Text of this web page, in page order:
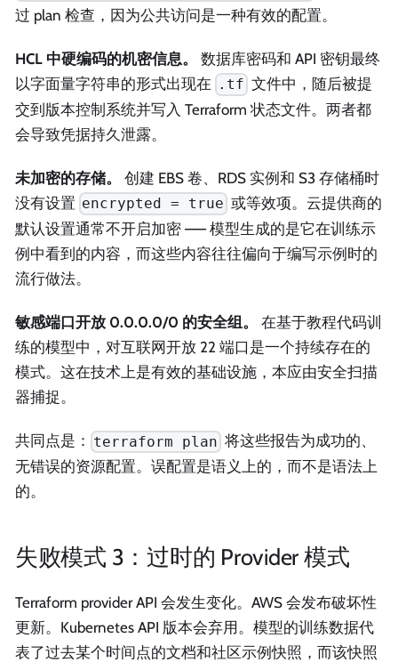
过 plan 检查，因为公共访问是一种有效的配置。
HCL 中硬编码的机密信息。
数据库密码和 API 密钥最终
以字面量字符串的形式出现在 .tf 文件中，随后被提
交到版本控制系统并写入 Terraform 状态文件。两者都
会导致凭据持久泄露。
未加密的存储。
创建 EBS 卷、RDS 实例和 S3 存储桶时
没有设置 encrypted = true 或等效项。云提供商的
默认设置通常不开启加密 —— 模型生成的是它在训练示
例中看到的内容，而这些内容往往偏向于编写示例时的
流行做法。
敏感端口开放 0.0.0.0/0 的安全组。
在基于教程代码训
练的模型中，对互联网开放 22 端口是一个持续存在的
模式。这在技术上是有效的基础设施，本应由安全扫描
器捕捉。
共同点是： terraform plan 将这些报告为成功的、
无错误的资源配置。误配置是语义上的，而不是语法上
的。
失败模式 3：过时的 Provider 模式
Terraform provider API 会发生变化。AWS 会发布破坏性
更新。Kubernetes API 版本会弃用。模型的训练数据代
表了过去某个时间点的文档和社区示例快照，而该快照